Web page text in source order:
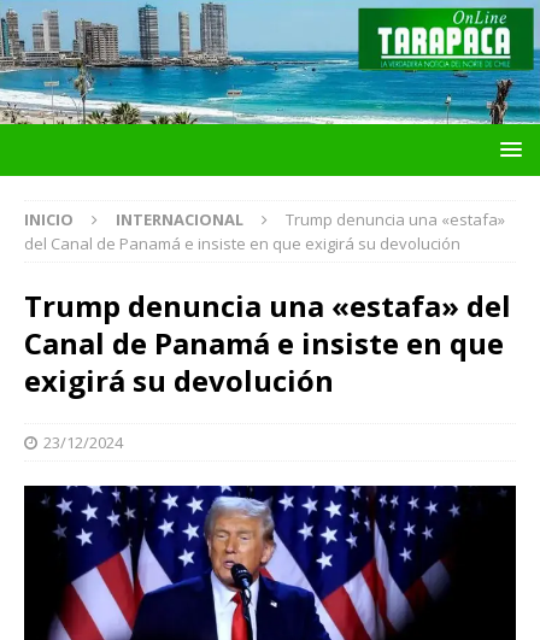
INICIO INTERNACIONAL
Trump denuncia una «estafa»
del Canal de Panamá e insiste en que exigirá su devolución
Trump denuncia una «estafa» del
Canal de Panamá e insiste en que
exigirá su devolución
23/12/2024